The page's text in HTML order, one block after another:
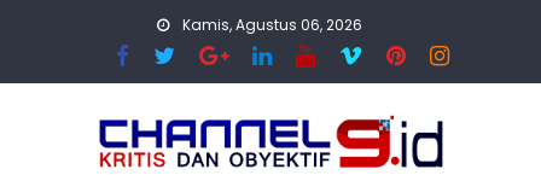
Kamis, Agustus 06, 2026